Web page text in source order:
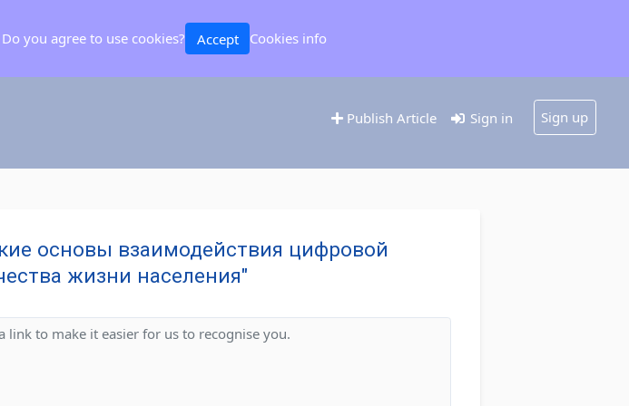
Publish Article Sign in Sign up
основы взаимодействия цифровой
жизни населения"
you agree to use cookies? Accept Cookies info